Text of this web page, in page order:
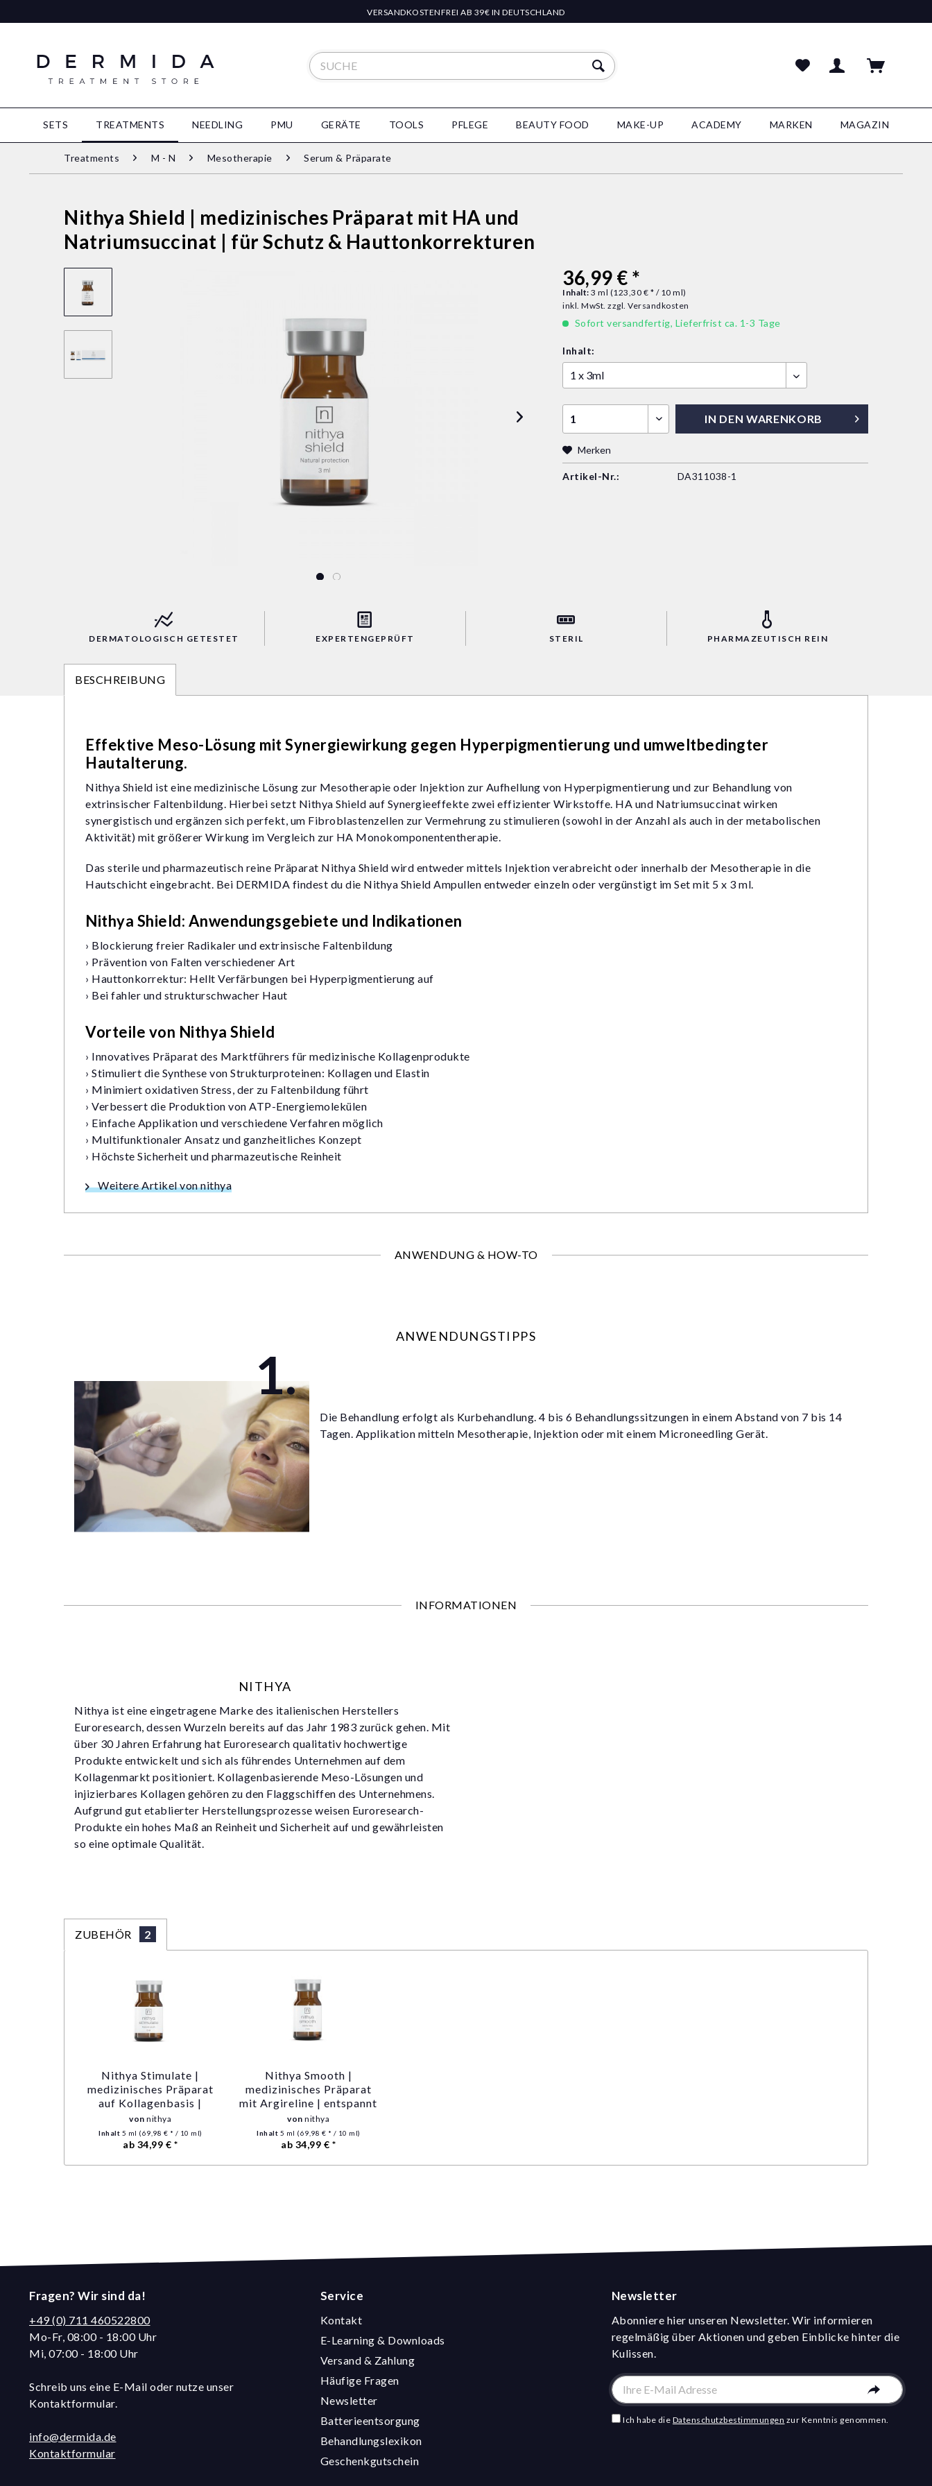
VERSANDKOSTENFREI AB 39€ IN DEUTSCHLAND
SETS TREATMENTS NEEDLING PMU GERÄTE TOOLS PFLEGE BEAUTY FOOD MAKE-UP ACADEMY MARKEN MAGAZIN
Treatments M - N Mesotherapie Serum & Präparate
Nithya Shield | medizinisches Präparat mit HA und
Natriumsuccinat | für Schutz & Hauttonkorrekturen
36,99 € *
Inhalt:3 ml (123,30 € * / 10 ml)
inkl. MwSt.zzgl. Versandkosten
Sofort versandfertig, Lieferfrist ca. 1-3 Tage
Inhalt:
IN DEN WARENKORB
Merken
Artikel-Nr.: DA311038-1
DERMATOLOGISCH GETESTET EXPERTENGEPRÜFT STERIL PHARMAZEUTISCH REIN
BESCHREIBUNG
Effektive Meso-Lösung mit Synergiewirkung gegen Hyperpigmentierung und umweltbedingter
Hautalterung.
Nithya Shield ist eine medizinische Lösung zur Mesotherapie oder Injektion zur Aufhellung von Hyperpigmentierung und zur Behandlung von
extrinsischer Faltenbildung. Hierbei setzt Nithya Shield auf Synergieeffekte zwei effizienter Wirkstoffe. HA und Natriumsuccinat wirken
synergistisch und ergänzen sich perfekt, um Fibroblastenzellen zur Vermehrung zu stimulieren (sowohl in der Anzahl als auch in der metabolischen
Aktivität) mit größerer Wirkung im Vergleich zur HA Monokomponententherapie.
Das sterile und pharmazeutisch reine Präparat Nithya Shield wird entweder mittels Injektion verabreicht oder innerhalb der Mesotherapie in die
Hautschicht eingebracht. Bei DERMIDA findest du die Nithya Shield Ampullen entweder einzeln oder vergünstigt im Set mit 5 x 3 ml.
Nithya Shield: Anwendungsgebiete und Indikationen
› Blockierung freier Radikaler und extrinsische Faltenbildung
› Prävention von Falten verschiedener Art
› Hauttonkorrektur: Hellt Verfärbungen bei Hyperpigmentierung auf
› Bei fahler und strukturschwacher Haut
Vorteile von Nithya Shield
› Innovatives Präparat des Marktführers für medizinische Kollagenprodukte
› Stimuliert die Synthese von Strukturproteinen: Kollagen und Elastin
› Minimiert oxidativen Stress, der zu Faltenbildung führt
› Verbessert die Produktion von ATP-Energiemolekülen
› Einfache Applikation und verschiedene Verfahren möglich
› Multifunktionaler Ansatz und ganzheitliches Konzept
› Höchste Sicherheit und pharmazeutische Reinheit
Weitere Artikel von nithya
ANWENDUNG & HOW-TO
ANWENDUNGSTIPPS
Die Behandlung erfolgt als Kurbehandlung. 4 bis 6 Behandlungssitzungen in einem Abstand von 7 bis 14
Tagen. Applikation mitteln Mesotherapie, Injektion oder mit einem Microneedling Gerät.
INFORMATIONEN
NITHYA
Nithya ist eine eingetragene Marke des italienischen Herstellers
Euroresearch, dessen Wurzeln bereits auf das Jahr 1983 zurück gehen. Mit
über 30 Jahren Erfahrung hat Euroresearch qualitativ hochwertige
Produkte entwickelt und sich als führendes Unternehmen auf dem
Kollagenmarkt positioniert. Kollagenbasierende Meso-Lösungen und
injizierbares Kollagen gehören zu den Flaggschiffen des Unternehmens.
Aufgrund gut etablierter Herstellungsprozesse weisen Euroresearch-
Produkte ein hohes Maß an Reinheit und Sicherheit auf und gewährleisten
so eine optimale Qualität.
ZUBEHÖR 2
Nithya Stimulate |
medizinisches Präparat
auf Kollagenbasis |
stimuliert die
Hautfestigkeit
vonnithya
Inhalt 5 ml (69,98 € * / 10 ml)
ab 34,99 € *
Nithya Smooth |
medizinisches Präparat
mit Argireline | entspannt
die Gesichtsmuskulatur
vonnithya
Inhalt 5 ml (69,98 € * / 10 ml)
ab 34,99 € *
Fragen? Wir sind da!
+49 (0) 711 460522800
Mo-Fr, 08:00 - 18:00 Uhr
Mi, 07:00 - 18:00 Uhr
Schreib uns eine E-Mail oder nutze unser
Kontaktformular.
info@dermida.de
Kontaktformular
Service
Kontakt
E-Learning & Downloads
Versand & Zahlung
Häufige Fragen
Newsletter
Batterieentsorgung
Behandlungslexikon
Geschenkgutschein
Newsletter
Abonniere hier unseren Newsletter. Wir informieren
regelmäßig über Aktionen und geben Einblicke hinter die
Kulissen.
Ich habe die Datenschutzbestimmungen zur Kenntnis genommen.